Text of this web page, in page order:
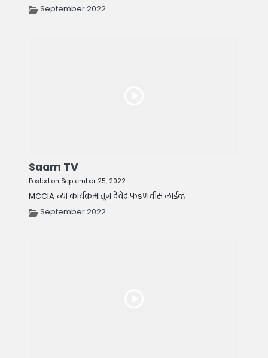
September 2022
Saam TV
Posted on September 25, 2022
MCCIA च्या कार्यक्रमातून देवेंद्र फडणवीस लाईव्ह
September 2022